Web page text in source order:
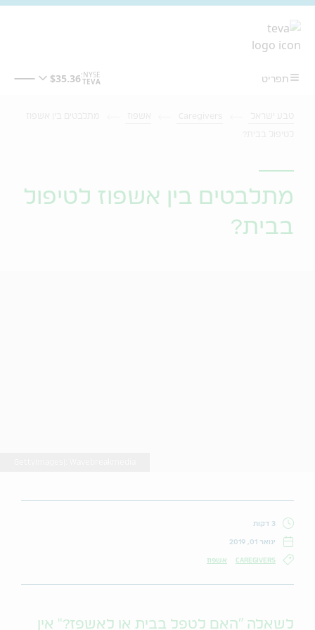
מתלבטים בין אשפוז לטיפול
בבית?
3 דקות
ינואר 01, 2019
CAREGIVERS אשפוז
לשאלה "האם לטפל בבית או לאשפז?" אין